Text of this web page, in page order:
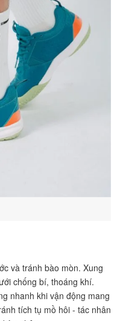
và tránh bào mòn. Xung
chống bí, thoáng khí.
nhanh khi vận động mang
tích tụ mồ hôi - tác nhân